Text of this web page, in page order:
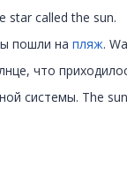
star called the sun.
пошли на пляж.
что
системы. The